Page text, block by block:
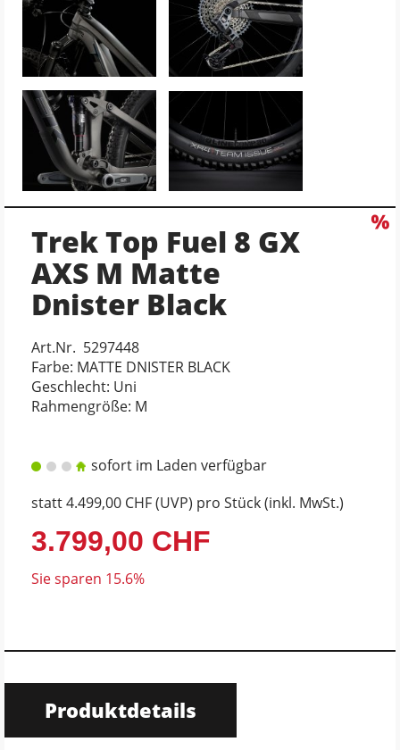
Trek Top Fuel 8 GX
AXS M Matte
Dnister Black
Art.Nr. 5297448
Farbe: MATTE DNISTER BLACK
Geschlecht: Uni
Rahmengröße: M
sofort im Laden verfügbar
statt4.499,00 CHF(UVP) pro Stück (inkl. MwSt.)
3.799,00 CHF
Sie sparen 15.6%
Produktdetails